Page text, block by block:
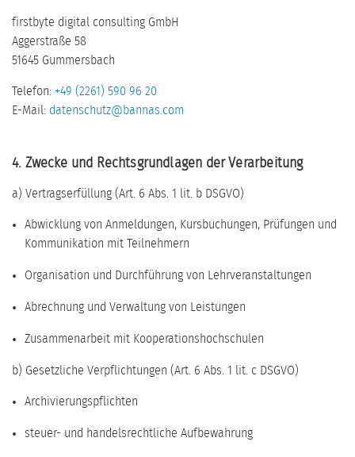
firstbyte digital consulting GmbH
Aggerstraße 58
51645 Gummersbach
Telefon: +49 (2261) 590 96 20
E-Mail: datenschutz@bannas.com
4. Zwecke und Rechtsgrundlagen der Verarbeitung
a) Vertragserfüllung (Art. 6 Abs. 1 lit. b DSGVO)
Abwicklung von Anmeldungen, Kursbuchungen, Prüfungen und
Kommunikation mit Teilnehmern
Organisation und Durchführung von Lehrveranstaltungen
Abrechnung und Verwaltung von Leistungen
Zusammenarbeit mit Kooperationshochschulen
b) Gesetzliche Verpflichtungen (Art. 6 Abs. 1 lit. c DSGVO)
Archivierungspflichten
steuer- und handelsrechtliche Aufbewahrung